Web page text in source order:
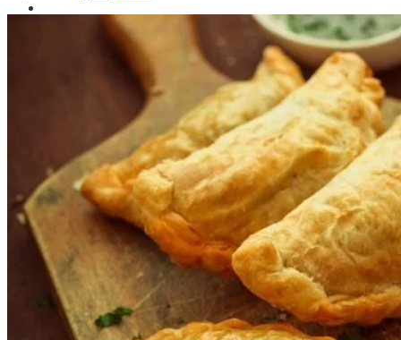
Khai Giảng
Lịch học – Lịch thi
Đăng Ký Học
Cách Làm Bánh Việt
Cách Làm Bánh Âu
Cách Làm Bánh Kem
Cách Làm Bánh Mì
Cách Làm Bánh Trung Thu
Cách Làm Bánh Flan
Cách Làm Bánh Bao
Cách Làm Bánh Bông Lan
Cách Làm Bánh Su Kem
Cách làm bánh CupCake
Cách Làm Bánh Pizza
Cách làm bánh chay
Cách Làm Kẹo – Mứt
Video
Tin tức
Tin Tổng Hợp